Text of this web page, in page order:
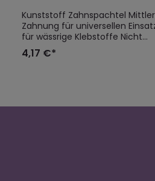
Kunststoff Zahnspachtel Mittlere
Zahnung für universellen Einsatz
für wässrige Klebstoffe Nicht
geeignet für
Klebstoffe
4,17 €*